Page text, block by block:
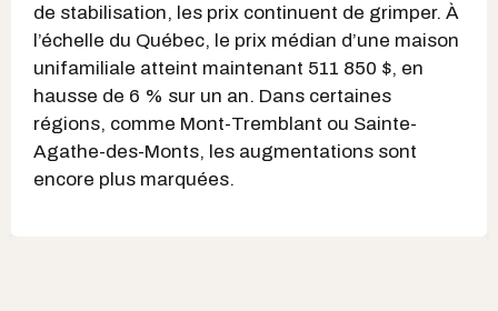
de stabilisation, les prix continuent de grimper. À
l’échelle du Québec, le prix médian d’une maison
unifamiliale atteint maintenant 511 850 $, en
hausse de 6 % sur un an. Dans certaines
régions, comme Mont-Tremblant ou Sainte-
Agathe-des-Monts, les augmentations sont
encore plus marquées.